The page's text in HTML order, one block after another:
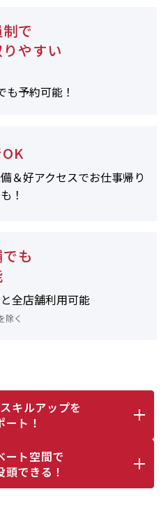
で
やすい
も予約可能！
＆好アクセスでお仕事帰り
！
も
全店舗利用可能
除く
キルアップを
ート！
ート空間で
頭できる！